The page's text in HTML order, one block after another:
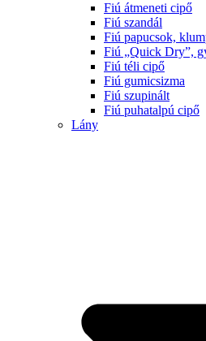
Fiú átmeneti cipő
Fiú szandál
Fiú papucsok,
Fiú „Quick Dry”,
Fiú téli cipő
Fiú gumicsizma
Fiú szupinált
Fiú puhatalpú cipő
Lány